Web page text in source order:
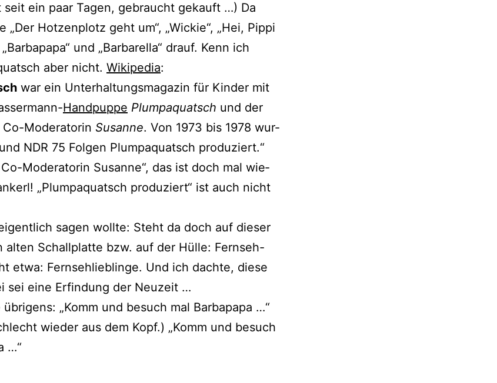
seit ein paar Tagen, gebraucht gekauft …) Da
„Der Hotzenplotz geht um“, „Wickie“, „Hei, Pippi
und „Barbarella“ drauf. Kenn ich
aber nicht. Wikipedia:
war ein Unterhaltungsmagazin für Kinder mit
Handpuppe Plumpaquatsch und der
Moderatorin Susanne. Von 1973 bis 1978 wur­
NDR 75 Folgen Plumpaquatsch produziert.“
Moderatorin Susanne“, das ist doch mal wie­
„Plumpaquatsch pro­du­ziert“ ist auch nicht
sagen woll­te: Steht da doch auf die­ser
alten Schallplatte bzw. auf der Hülle: Fernseh-
etwa: Fernsehlieblinge. Und ich dach­te, die­se
sei eine Erfindung der Neuzeit …
„Komm und besuch mal Barbapapa …“
wie­der aus dem Kopf.) „Komm und besuch
…“